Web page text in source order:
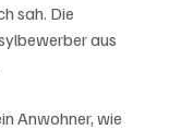
sah. Die
aus
Anwohner, wie